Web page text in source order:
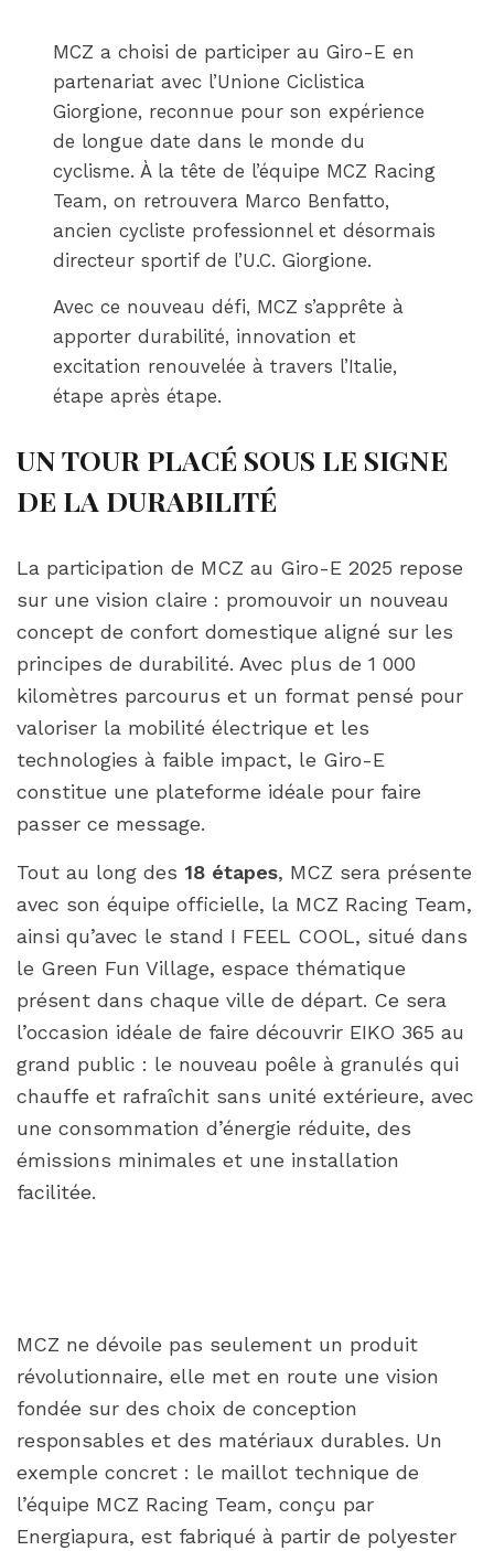
MCZ a choisi de participer au Giro-E en
partenariat avec l’Unione Ciclistica
Giorgione, reconnue pour son expérience
de longue date dans le monde du
cyclisme. À la tête de l’équipe MCZ Racing
Team, on retrouvera Marco Benfatto,
ancien cycliste professionnel et désormais
directeur sportif de l’U.C. Giorgione.
Avec ce nouveau défi, MCZ s’apprête à
apporter durabilité, innovation et
excitation renouvelée à travers l’Italie,
étape après étape.
UN TOUR PLACÉ SOUS LE SIGNE
DE LA DURABILITÉ
La participation de MCZ au Giro-E 2025 repose
sur une vision claire : promouvoir un nouveau
concept de confort domestique aligné sur les
principes de durabilité. Avec plus de 1 000
kilomètres parcourus et un format pensé pour
valoriser la mobilité électrique et les
technologies à faible impact, le Giro-E
constitue une plateforme idéale pour faire
passer ce message.
Tout au long des 18 étapes, MCZ sera présente
avec son équipe officielle, la MCZ Racing Team,
ainsi qu’avec le stand I FEEL COOL, situé dans
le Green Fun Village, espace thématique
présent dans chaque ville de départ. Ce sera
l’occasion idéale de faire découvrir EIKO 365 au
grand public : le nouveau poêle à granulés qui
chauffe et rafraîchit sans unité extérieure, avec
une consommation d’énergie réduite, des
émissions minimales et une installation
facilitée.
MCZ ne dévoile pas seulement un produit
révolutionnaire, elle met en route une vision
fondée sur des choix de conception
responsables et des matériaux durables. Un
exemple concret : le maillot technique de
l’équipe MCZ Racing Team, conçu par
Energiapura, est fabriqué à partir de polyester